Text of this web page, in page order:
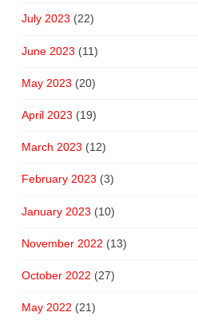
July 2023 (22)
June 2023 (11)
May 2023 (20)
April 2023 (19)
March 2023 (12)
February 2023 (3)
January 2023 (10)
November 2022 (13)
October 2022 (27)
May 2022 (21)